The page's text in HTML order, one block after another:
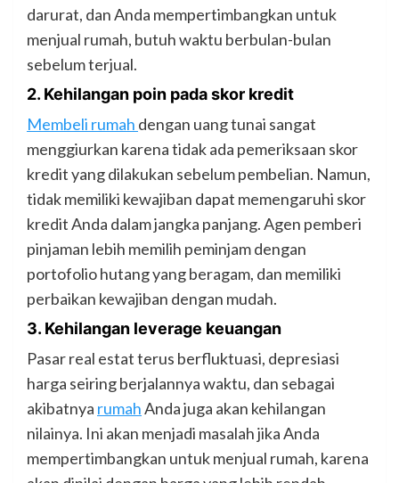
darurat, dan Anda mempertimbangkan untuk
menjual rumah, butuh waktu berbulan-bulan
sebelum terjual.
2. Kehilangan poin pada skor kredit
Membeli rumah dengan uang tunai sangat
menggiurkan karena tidak ada pemeriksaan skor
kredit yang dilakukan sebelum pembelian. Namun,
tidak memiliki kewajiban dapat memengaruhi skor
kredit Anda dalam jangka panjang. Agen pemberi
pinjaman lebih memilih peminjam dengan
portofolio hutang yang beragam, dan memiliki
perbaikan kewajiban dengan mudah.
3. Kehilangan leverage keuangan
Pasar real estat terus berfluktuasi, depresiasi
harga seiring berjalannya waktu, dan sebagai
akibatnya rumahAnda juga akan kehilangan
nilainya. Ini akan menjadi masalah jika Anda
mempertimbangkan untuk menjual rumah, karena